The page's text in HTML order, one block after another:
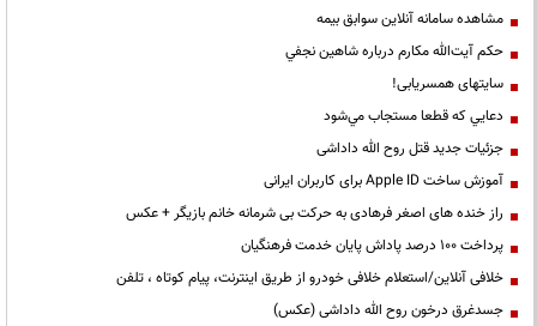
مشاهده سامانه آنلاين سوابق بیمه
حكم آيت‌الله مكارم درباره شاهين نجفي
سایتهای همسریابی!
دعايي كه قطعا مستجاب مي‌شود
جزئیات جدید قتل روح الله داداشی
آموزش ساخت Apple ID برای کاربران ایرانی
راز خنده های اصغر فرهادی به حرکت بی شرمانه خانم بازیگر + عکس
پرداخت ۱۰۰ درصد پاداش پایان خدمت فرهنگیان
خلافی آنلاین/استعلام خلافی خودرو از طریق اینترنت، پیام کوتاه ، تلفن
جسدغرق درخون روح الله داداشی (عکس)